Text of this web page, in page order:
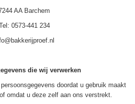
AA Barchem
0573-441 234
die wij verwerken
doordat u gebruik maakt
omdat u deze zelf aan ons verstrekt.